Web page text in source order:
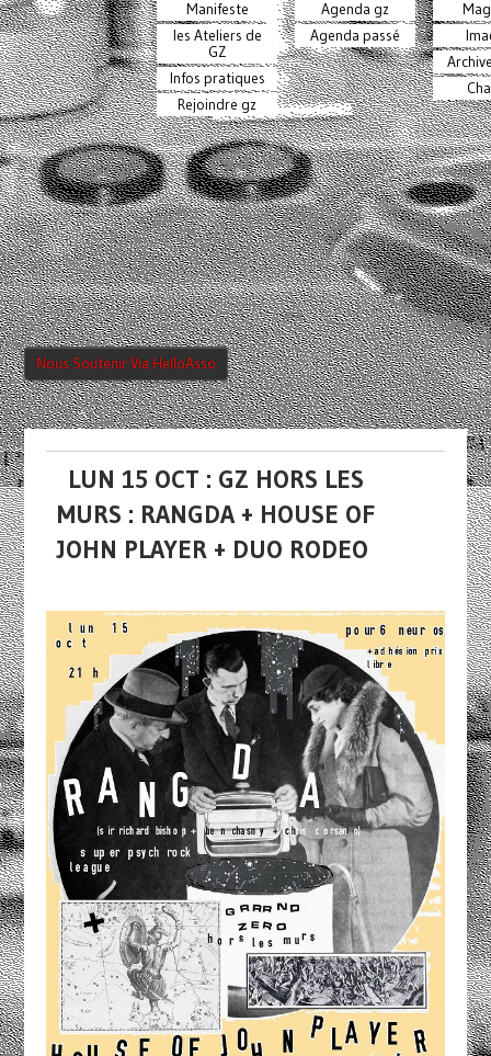
Manifeste
les Ateliers de
GZ
Infos pratiques
Rejoindre gz
Agenda gz
Agenda passé
Nous Soutenir Via HelloAsso
LUN 15 OCT : GZ HORS LES
MURS : RANGDA + HOUSE OF
JOHN PLAYER + DUO RODEO